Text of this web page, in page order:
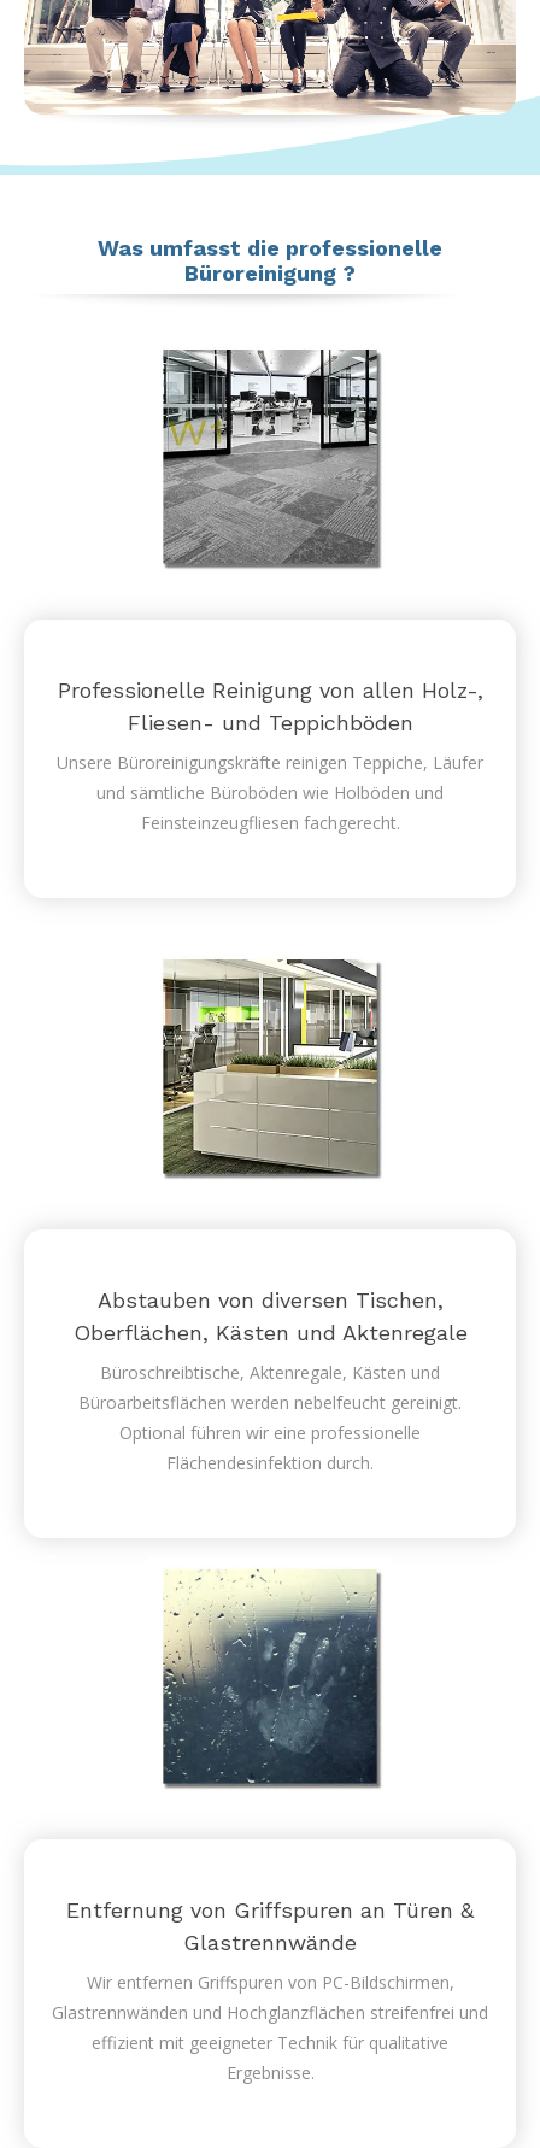
Was umfasst die professionelle
Büroreinigung ?
Professionelle Reinigung von allen Holz-,
Fliesen- und Teppichböden
Unsere Büroreinigungskräfte reinigen Teppiche, Läufer
und sämtliche Büroböden wie Holböden und
Feinsteinzeugfliesen fachgerecht.
Abstauben von diversen Tischen,
Oberflächen, Kästen und Aktenregale
Büroschreibtische, Aktenregale, Kästen und
Büroarbeitsflächen werden nebelfeucht gereinigt.
Optional führen wir eine professionelle
Flächendesinfektion durch.
Entfernung von Griffspuren an Türen &
Glastrennwände
Wir entfernen Griffspuren von PC-Bildschirmen,
Glastrennwänden und Hochglanzflächen streifenfrei und
effizient mit geeigneter Technik für qualitative
Ergebnisse.